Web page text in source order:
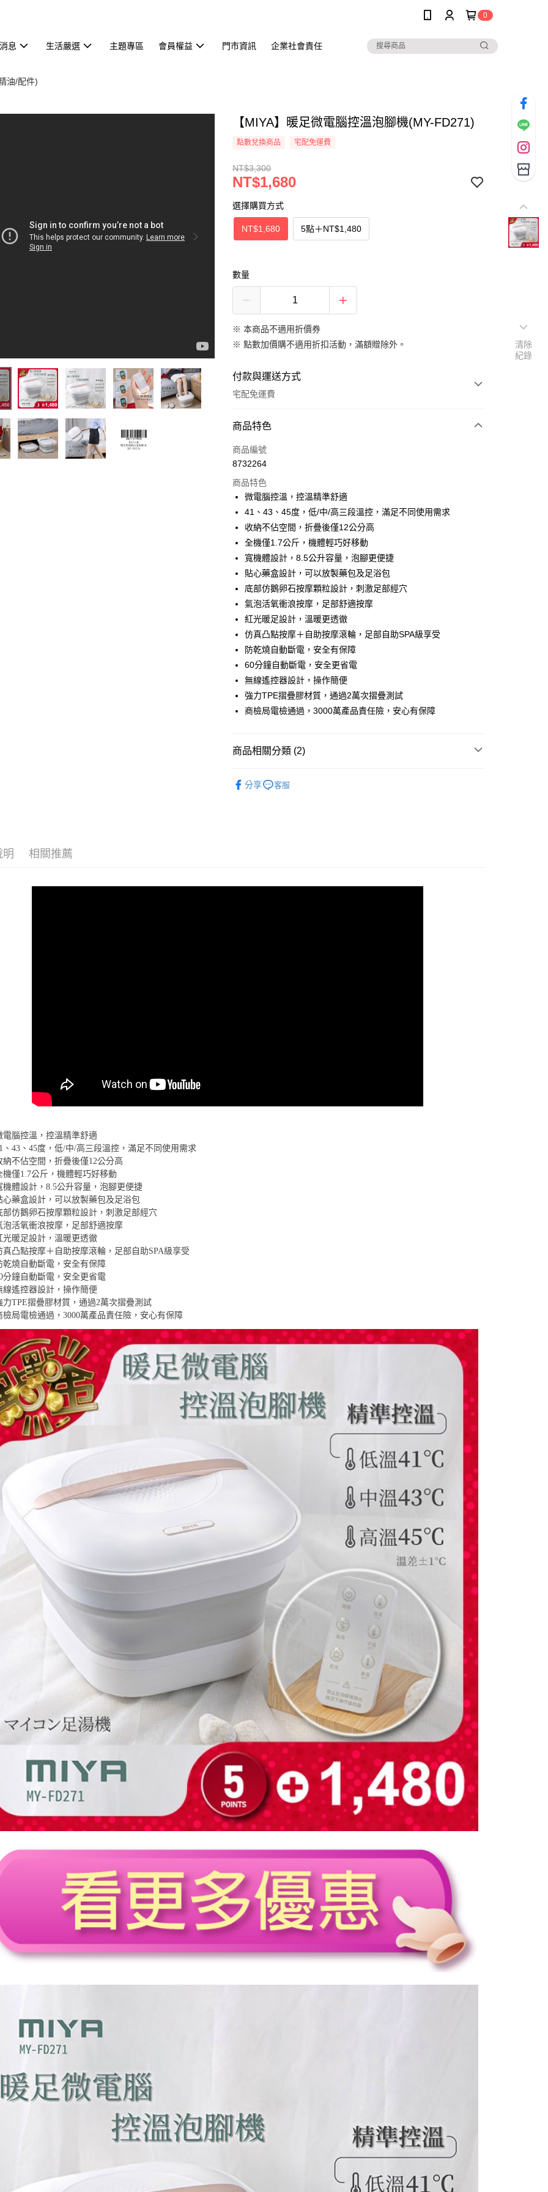
0
息 生活嚴選 主題專區 會員權益 門市資訊 企業社會責任
油/配件)
【MIYA】暖足微電腦控溫泡腳機(MY-FD271)
點數兌換商品 宅配免運費
NT$3,300
NT$1,680
選擇購買方式
NT$1,680 5點＋NT$1,480
數量
※ 本商品不適用折價券
※點數加價購不適用折扣活動，滿額贈除外。
付款與運送方式
宅配免運費
付款方式
信用卡一次付款
Apple Pay
悠遊付
Google Pay
全盈+PAY
ATM付款
運送方式
宅配
每筆NT$80，滿NT$990(含以上)免運費
【免運費】
免運費
商品特色
商品編號
8732264
商品特色
微電腦控溫，控溫精準舒適
41、43、45度，低/中/高三段溫控，滿足不同使用需求
收納不佔空間，折疊後僅12公分高
全機僅1.7公斤，機體輕巧好移動
寬機體設計，8.5公升容量，泡腳更便捷
貼心藥盒設計，可以放製藥包及足浴包
底部仿鵝卵石按摩顆粒設計，刺激足部經穴
氣泡活氧衝浪按摩，足部舒適按摩
紅光暖足設計，溫暖更透徹
仿真凸點按摩＋自助按摩滾輪，足部自助SPA級享受
防乾燒自動斷電，安全有保障
60分鐘自動斷電，安全更省電
無線遙控器設計，操作簡便
強力TPE摺疊膠材質，通過2萬次摺疊測試
商檢局電檢通過，3000萬產品責任險，安心有保障
商品相關分類 (2)
分享 客服
明 相關推薦
電腦控溫，控溫精準舒適
、43、45度，低/中/高三段溫控，滿足不同使用需求
納不佔空間，折疊後僅12公分高
機僅1.7公斤，機體輕巧好移動
機體設計，8.5公升容量，泡腳更便捷
心藥盒設計，可以放製藥包及足浴包
部仿鵝卵石按摩顆粒設計，刺激足部經穴
泡活氧衝浪按摩，足部舒適按摩
光暖足設計，溫暖更透徹
真凸點按摩＋自助按摩滾輪，足部自助SPA級享受
乾燒自動斷電，安全有保障
分鐘自動斷電，安全更省電
線遙控器設計，操作簡便
力TPE摺疊膠材質，通過2萬次摺疊測試
檢局電檢通過，3000萬產品責任險，安心有保障
清除
紀錄